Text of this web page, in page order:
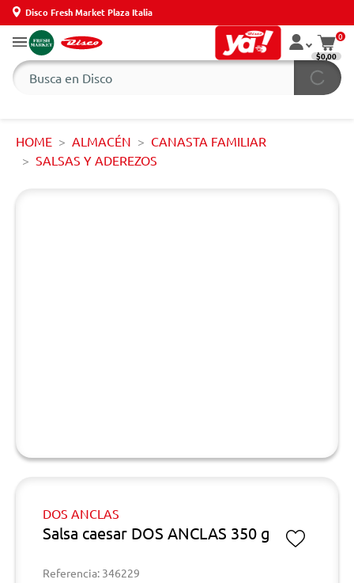
Disco Fresh Market Plaza Italia
0
$0,00
HOME ALMACÉN
CANASTA FAMILIAR
SALSAS Y ADEREZOS
DOS ANCLAS
Salsa caesar DOS ANCLAS 350 g
Referencia: 346229